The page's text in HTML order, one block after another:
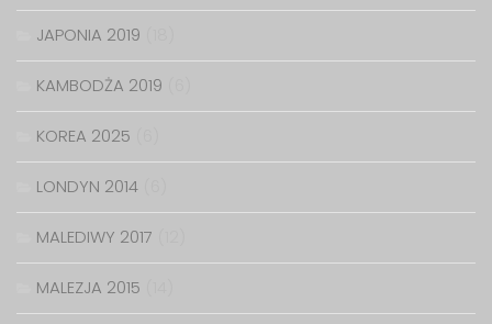
JAPONIA 2019
KAMBODŻA 2019
KOREA 2025
LONDYN 2014
MALEDIWY 2017
MALEZJA 2015